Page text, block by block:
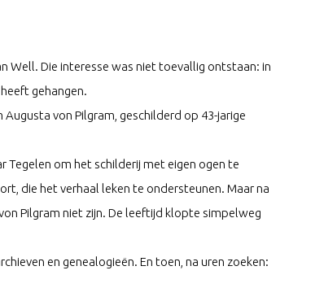
Well. Die interesse was niet toevallig ontstaan: in
gehangen.
von Pilgram, geschilderd op 43-jarige
Tegelen om het schilderij met eigen ogen te
die het verhaal leken te ondersteunen. Maar na
Pilgram niet zijn. De leeftijd klopte simpelweg
en genealogieën. En toen, na uren zoeken: